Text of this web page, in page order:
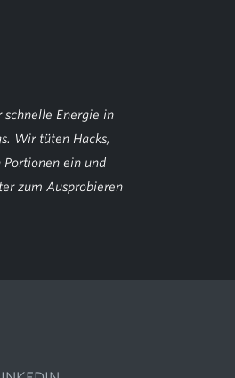
schnelle Energie in
Wir tüten Hacks,
ein und
zum Ausprobieren